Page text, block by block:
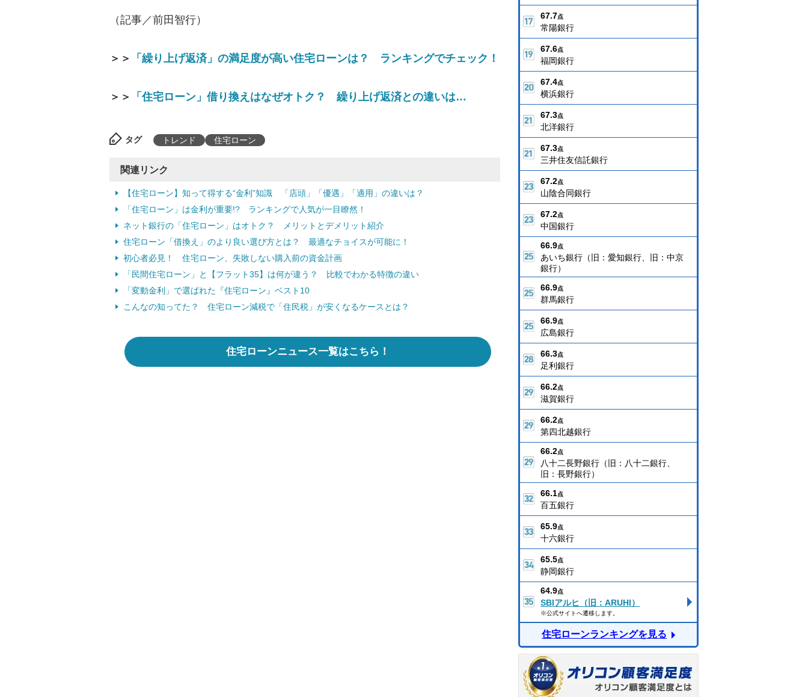
（記事／前田智行）
＞＞ 「繰り上げ返済」の満足度が高い住宅ローンは？ ランキングでチェック！
＞＞ 「住宅ローン」借り換えはなぜオトク？ 繰り上げ返済との違いは…
タグ トレンド 住宅ローン
関連リンク
【住宅ローン】知って得する“金利”知識 「店頭」「優遇」「適用」の違いは？
「住宅ローン」は金利が重要!? ランキングで人気が一目瞭然！
ネット銀行の「住宅ローン」はオトク？ メリットとデメリット紹介
住宅ローン「借換え」のより良い選び方とは？ 最適なチョイスが可能に！
初心者必見！ 住宅ローン、失敗しない購入前の資金計画
「民間住宅ローン」と【フラット35】は何が違う？ 比較でわかる特徴の違い
「変動金利」で選ばれた『住宅ローン』ベスト10
こんなの知ってた？ 住宅ローン減税で「住民税」が安くなるケースとは？
住宅ローンニュース一覧はこちら！
67.7点
常陽銀行
67.6点
福岡銀行
67.4点
横浜銀行
67.3点
北洋銀行
67.3点
三井住友信託銀行
67.2点
山陰合同銀行
67.2点
中国銀行
66.9点
あいち銀行（旧：愛知銀行、旧：中京
銀行）
66.9点
群馬銀行
66.9点
広島銀行
66.3点
足利銀行
66.2点
滋賀銀行
66.2点
第四北越銀行
66.2点
八十二長野銀行（旧：八十二銀行、
旧：長野銀行）
66.1点
百五銀行
65.9点
十六銀行
65.5点
静岡銀行
64.9点
SBIアルヒ（旧：ARUHI）
※公式サイトへ遷移します。
住宅ローンランキングを見る